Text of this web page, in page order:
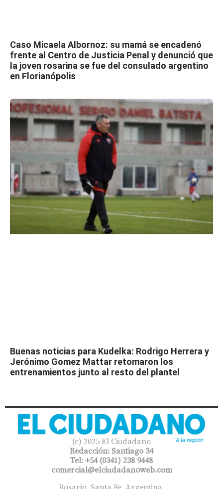
Caso Micaela Albornoz: su mamá se encadenó
frente al Centro de Justicia Penal y denunció que
la joven rosarina se fue del consulado argentino
en Florianópolis
Buenas noticias para Kudelka: Rodrigo Herrera y
Jerónimo Gomez Mattar retomaron los
entrenamientos junto al resto del plantel
(c) 2025 El Ciudadano
Redacción: Santiago 34
Tel: +54 (0341) 238 9448
comercial@elciudadanoweb.com​